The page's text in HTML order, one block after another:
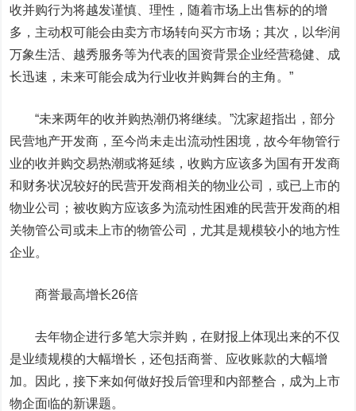
收并购行为将越发谨慎、理性，随着市场上出售标的的增
多，主动权可能会由卖方市场转向买方市场；其次，以华润
万象生活
越秀服务等为代表的国资背景企业经营稳健、成
长迅速，未来可能会成为行业收并购舞台的主角。”
“未来两年的收并购热潮仍将继续。”沈家超指出，部分
民营地产开发商，至今尚未走出流动性困境，故今年物管行
业的收并购交易热潮或将延续，收购方应该多为国有开发商
和财务状况较好的民营开发商相关的物业公司，或已上市的
物业公司；被收购方应该多为流动性困难的民营开发商的相
关物管公司或未上市的物管公司，尤其是规模较小的地方性
企业。
商誉最高增长26倍
去年物企进行多笔大宗并购，在财报上体现出来的不仅
是业绩规模的大幅增长，还包括商誉、应收账款的大幅增
加。因此，接下来如何做好投后管理和内部整合，成为上市
物企面临的新课题。